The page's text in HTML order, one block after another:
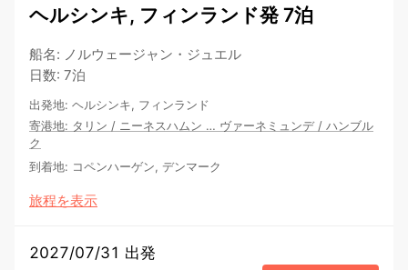
ヘルシンキ, フィンランド発 7泊
船名: ノルウェージャン・ジュエル
日数: 7泊
出発地: ヘルシンキ, フィンランド
寄港地: タリン / ニーネスハムン … ヴァーネミュンデ/ ハンブル
ク
到着地: コペンハーゲン, デンマーク
旅程を表示
2027/07/31 出発